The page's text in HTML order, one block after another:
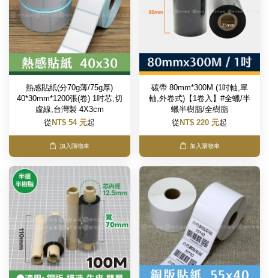
熱感貼紙(分70g薄/75g厚)
40*30mm*1200張(卷) 1吋芯,切
虛線,台灣製 4X3cm
從 NT$ 54 元起
加入購物車
碳帶 80mm*300M (1吋軸,單
軸,外卷式)【1卷入】#全蠟/半
蠟半樹脂/全樹脂
從 NT$ 220 元起
加入購物車